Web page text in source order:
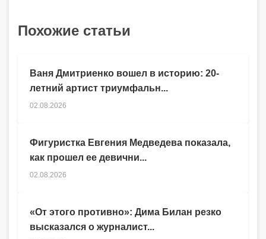
Похожие статьи
Ваня Дмитриенко вошел в историю: 20-
летний артист триумфальн...
02.08.2026
Фигуристка Евгения Медведева показала,
как прошел ее девични...
02.08.2026
«От этого противно»: Дима Билан резко
высказался о журналист...